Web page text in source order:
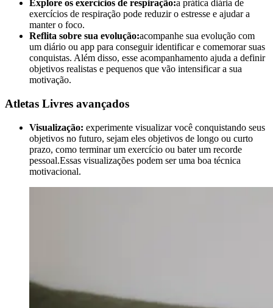
Explore os exercícios de respiração:a prática diária de
exercícios de respiração pode reduzir o estresse e ajudar a
manter o foco.
Reflita sobre sua evolução:acompanhe sua evolução com
um diário ou app para conseguir identificar e comemorar suas
conquistas. Além disso, esse acompanhamento ajuda a definir
objetivos realistas e pequenos que vão intensificar a sua
motivação.
Atletas Livres avançados
Visualização: experimente visualizar você conquistando seus
objetivos no futuro, sejam eles objetivos de longo ou curto
prazo, como terminar um exercício ou bater um recorde
pessoal.Essas visualizações podem ser uma boa técnica
motivacional.